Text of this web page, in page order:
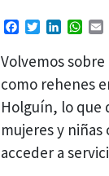
Facebook
Twitter
Volvemos
como rehenes
Holguín, lo que
mujeres y
acceder a